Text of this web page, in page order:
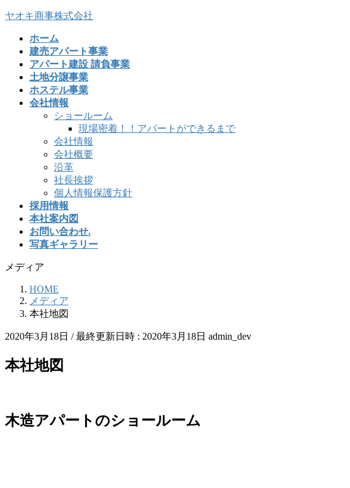
ヤオキ商事株式会社
ホーム
建売アパート事業
アパート建設 請負事業
土地分譲事業
ホステル事業
会社情報
ショールーム
現場密着！！アパートができるまで
会社情報
会社概要
沿革
社長挨拶
個人情報保護方針
採用情報
本社案内図
お問い合わせ.
写真ギャラリー
メディア
HOME
メディア
本社地図
2020年3月18日 / 最終更新日時 : 2020年3月18日 admin_dev
本社地図
木造アパートのショールーム